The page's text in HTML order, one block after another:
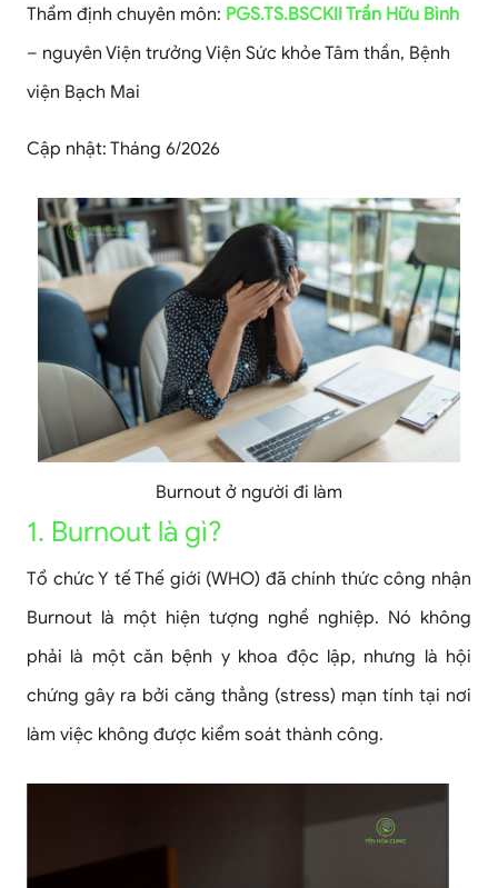
Thẩm định chuyên môn: PGS.TS.BSCKII Trần Hữu Bình
– nguyên Viện trưởng Viện Sức khỏe Tâm thần, Bệnh
viện Bạch Mai
Cập nhật: Tháng 6/2026
Burnout ở người đi làm
1. Burnout là gì?
Tổ chức Y tế Thế giới (WHO) đã chính thức công nhận
Burnout là một hiện tượng nghề nghiệp. Nó không
phải là một căn bệnh y khoa độc lập, nhưng là hội
chứng gây ra bởi căng thẳng (stress) mạn tính tại nơi
làm việc không được kiểm soát thành công.